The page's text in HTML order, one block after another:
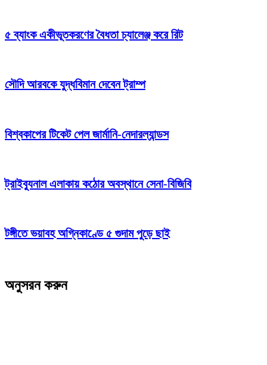
৫ ব্যাংক একীভূতকরণের বৈধতা চ্যালেঞ্জ করে রিট
সৌদি আরবকে যুদ্ধবিমান দেবেন ট্রাম্প
বিশ্বকাপের টিকেট পেল জার্মানি-নেদারল্যান্ডস
ট্রাইব্যুনাল এলাকায় কঠোর অবস্থানে সেনা-বিজিবি
টঙ্গীতে ভয়াবহ অগ্নিকাণ্ডে ৫ গুদাম পুড়ে ছাই
অনুসরন করুন